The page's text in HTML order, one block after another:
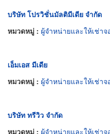
บริษัท โปรวิชั่นมัลติมีเดีย จำกัด
หมวดหมู่ : ผู้จำหน่ายและให้เช่าจอภ
เอ็มเอส มีเดีย
หมวดหมู่ : ผู้จำหน่ายและให้เช่าจอภ
บริษัท ทรีวิว จำกัด
หมวดหมู่ : ผู้จำหน่ายและให้เช่าจอภ